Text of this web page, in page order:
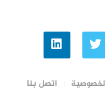
اتصل بنا